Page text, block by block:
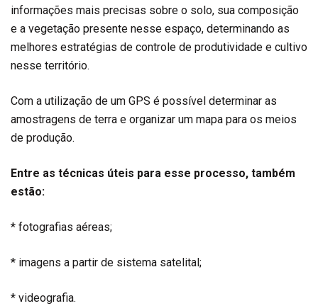
informações mais precisas sobre o solo, sua composição
e a vegetação presente nesse espaço, determinando as
melhores estratégias de controle de produtividade e cultivo
nesse território.
Com a utilização de um GPS é possível determinar as
amostragens de terra e organizar um mapa para os meios
de produção.
Entre as técnicas úteis para esse processo, também
estão:
* fotografias aéreas;
* imagens a partir de sistema satelital;
* videografia.